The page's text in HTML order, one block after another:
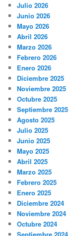
Julio 2026
Junio 2026
Mayo 2026
Abril 2026
Marzo 2026
Febrero 2026
Enero 2026
Diciembre 2025
Noviembre 2025
Octubre 2025
Septiembre 2025
Agosto 2025
Julio 2025
Junio 2025
Mayo 2025
Abril 2025
Marzo 2025
Febrero 2025
Enero 2025
Diciembre 2024
Noviembre 2024
Octubre 2024